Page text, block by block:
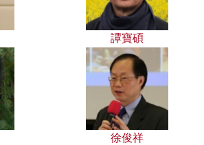
譚寶碩
徐俊祥